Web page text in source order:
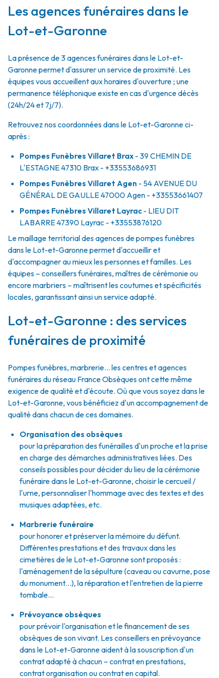
Les agences funéraires dans le
Lot-et-Garonne
La présence de 3 agences funéraires dans le Lot-et-
Garonne permet d'assurer un service de proximité. Les
équipes vous accueillent aux horaires d'ouverture ; une
permanence téléphonique existe en cas d'urgence décès
(24h/24 et 7j/7).
Retrouvez nos coordonnées dans le Lot-et-Garonne ci-
après :
Pompes Funèbres Villaret Brax - 39 CHEMIN DE
L'ESTAGNE47310 Brax - +33553686931
Pompes Funèbres Villaret Agen - 54 AVENUE DU
GÉNÉRAL DE GAULLE47000 Agen - +33553661407
Pompes Funèbres Villaret Layrac - LIEU DIT
LABARRE47390 Layrac - +33553876120
Le maillage territorial des agences de pompes funèbres
dans le Lot-et-Garonne permet d'accueillir et
d'accompagner au mieux les personnes et familles. Les
équipes – conseillers funéraires, maîtres de cérémonie ou
encore marbriers – maîtrisent les coutumes et spécificités
locales, garantissant ainsi un service adapté.
Lot-et-Garonne : des services
funéraires de proximité
Pompes funèbres, marbrerie… les centres et agences
funéraires du réseau France Obsèques ont cette même
exigence de qualité et d'écoute. Où que vous soyez dans le
Lot-et-Garonne, vous bénéficiez d'un accompagnement de
qualité dans chacun de ces domaines.
Organisation des obsèques
pour la préparation des funérailles d'un proche et la prise
en charge des démarches administratives liées. Des
conseils possibles pour décider du lieu de la cérémonie
funéraire dans le Lot-et-Garonne, choisir le cercueil /
l'urne, personnaliser l'hommage avec des textes et des
musiques adaptées, etc.
Marbrerie funéraire
pour honorer et préserver la mémoire du défunt.
Différentes prestations et des travaux dans les
cimetières de le Lot-et-Garonne sont proposés :
l'aménagement de la sépulture (caveau ou cavurne, pose
du monument…), la réparation et l'entretien de la pierre
tombale…
Prévoyance obsèques
pour prévoir l'organisation et le financement de ses
obsèques de son vivant. Les conseillers en prévoyance
dans le Lot-et-Garonne aident à la souscription d'un
contrat adapté à chacun – contrat en prestations,
contrat organisation ou contrat en capital.